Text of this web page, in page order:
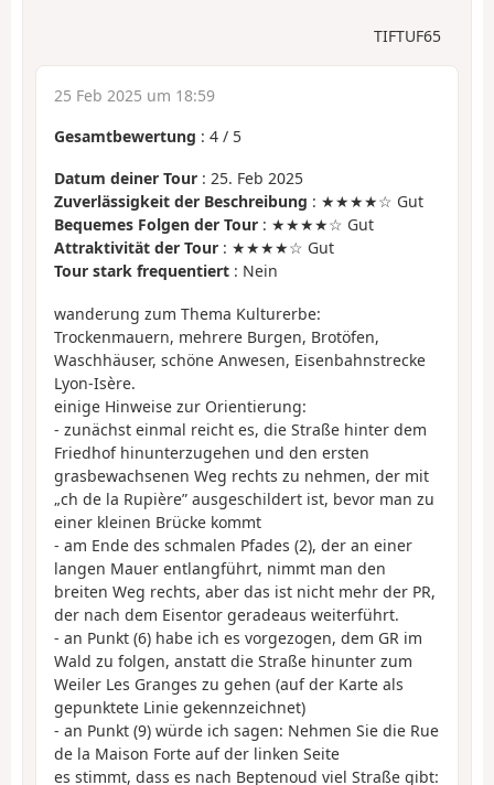
TIFTUF65
25 Feb 2025 um 18:59
Gesamtbewertung : 4 / 5
Datum deiner Tour : 25. Feb 2025
Zuverlässigkeit der Beschreibung : ★★★★☆ Gut
Bequemes Folgen der Tour : ★★★★☆ Gut
Attraktivität der Tour : ★★★★☆ Gut
Tour stark frequentiert : Nein
wanderung zum Thema Kulturerbe:
Trockenmauern, mehrere Burgen, Brotöfen,
Waschhäuser, schöne Anwesen, Eisenbahnstrecke
Lyon-Isère.
einige Hinweise zur Orientierung:
- zunächst einmal reicht es, die Straße hinter dem
Friedhof hinunterzugehen und den ersten
grasbewachsenen Weg rechts zu nehmen, der mit
„ch de la Rupière” ausgeschildert ist, bevor man zu
einer kleinen Brücke kommt
- am Ende des schmalen Pfades (2), der an einer
langen Mauer entlangführt, nimmt man den
breiten Weg rechts, aber das ist nicht mehr der PR,
der nach dem Eisentor geradeaus weiterführt.
- an Punkt (6) habe ich es vorgezogen, dem GR im
Wald zu folgen, anstatt die Straße hinunter zum
Weiler Les Granges zu gehen (auf der Karte als
gepunktete Linie gekennzeichnet)
- an Punkt (9) würde ich sagen: Nehmen Sie die Rue
de la Maison Forte auf der linken Seite
es stimmt, dass es nach Beptenoud viel Straße gibt: